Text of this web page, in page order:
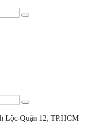
Lộc-Quận 12, TP.HCM